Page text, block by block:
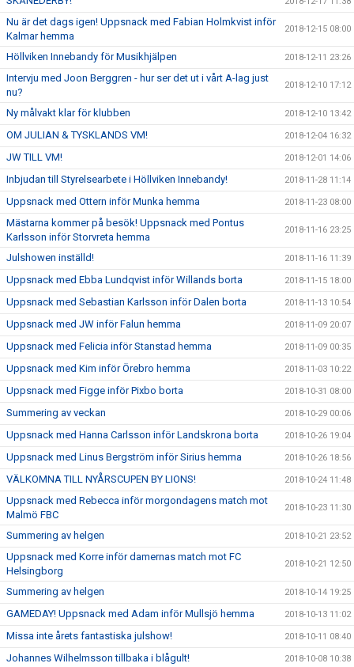
Nu är det dags igen! Uppsnack med Fabian Holmkvist inför
Kalmar hemma
2018-12-15 08:00
Höllviken Innebandy för Musikhjälpen 2018-12-11 23:26
Intervju med Joon Berggren - hur ser det ut i vårt A-lag just
nu?
2018-12-10 17:12
Ny målvakt klar för klubben 2018-12-10 13:42
OM JULIAN & TYSKLANDS VM! 2018-12-04 16:32
JW TILL VM! 2018-12-01 14:06
Inbjudan till Styrelsearbete i Höllviken Innebandy! 2018-11-28 11:14
Uppsnack med Ottern inför Munka hemma 2018-11-23 08:00
Mästarna kommer på besök! Uppsnack med Pontus
Karlsson inför Storvreta hemma
2018-11-16 23:25
Julshowen inställd! 2018-11-16 11:39
Uppsnack med Ebba Lundqvist inför Willands borta 2018-11-15 18:00
Uppsnack med Sebastian Karlsson inför Dalen borta 2018-11-13 10:54
Uppsnack med JW inför Falun hemma 2018-11-09 20:07
Uppsnack med Felicia inför Stanstad hemma 2018-11-09 00:35
Uppsnack med Kim inför Örebro hemma 2018-11-03 10:22
Uppsnack med Figge inför Pixbo borta 2018-10-31 08:00
Summering av veckan 2018-10-29 00:06
Uppsnack med Hanna Carlsson inför Landskrona borta 2018-10-26 19:04
Uppsnack med Linus Bergström inför Sirius hemma 2018-10-26 18:56
VÄLKOMNA TILL NYÅRSCUPEN BY LIONS! 2018-10-24 11:48
Uppsnack med Rebecca inför morgondagens match mot
Malmö FBC
2018-10-23 11:30
Summering av helgen 2018-10-21 23:52
Uppsnack med Korre inför damernas match mot FC
Helsingborg
2018-10-21 12:50
Summering av helgen 2018-10-14 19:25
GAMEDAY! Uppsnack med Adam inför Mullsjö hemma 2018-10-13 11:02
Missa inte årets fantastiska julshow! 2018-10-11 08:40
Johannes Wilhelmsson tillbaka i blågult! 2018-10-08 10:38